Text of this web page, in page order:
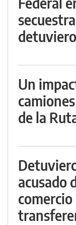
Un
de la
acusado